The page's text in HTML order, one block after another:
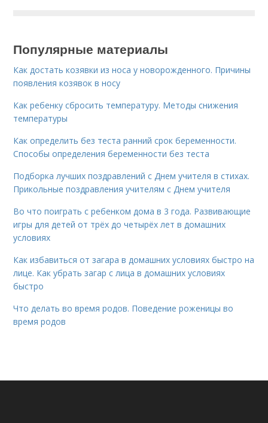
Популярные материалы
Как достать козявки из носа у новорожденного. Причины
появления козявок в носу
Как ребенку сбросить температуру. Методы снижения
температуры
Как определить без теста ранний срок беременности.
Способы определения беременности без теста
Подборка лучших поздравлений с Днем учителя в стихах.
Прикольные поздравления учителям с Днем учителя
Во что поиграть с ребенком дома в 3 года. Развивающие
игры для детей от трёх до четырёх лет в домашних
условиях
Как избавиться от загара в домашних условиях быстро на
лице. Как убрать загар с лица в домашних условиях
быстро
Что делать во время родов. Поведение роженицы во
время родов